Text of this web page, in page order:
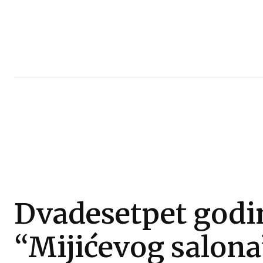
Dvadesetpet
“Mijićevog